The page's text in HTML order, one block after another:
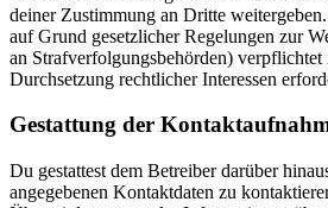
deiner Zustimmung an Dritte
auf Grund gesetzlicher Regelungen zur
an Strafverfolgungsbehörden)
Durchsetzung rechtlicher Interessen
Gestattung der
Du gestattest dem Betreiber darüber
angegebenen Kontaktdaten zu